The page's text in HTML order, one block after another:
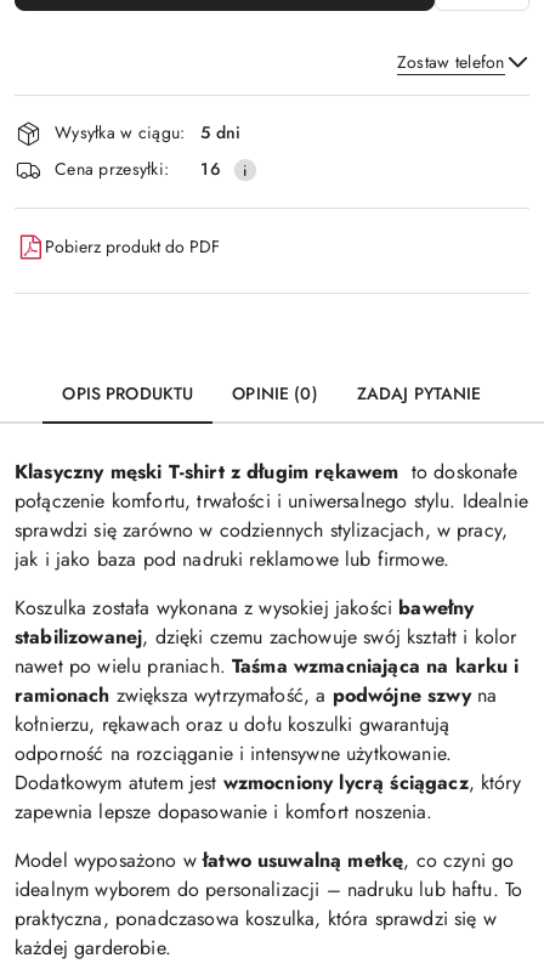
Zostaw telefon
Wyślij
Dostępność
i
dostawa
Wysyłka w ciągu:
5 dni
Cena przesyłki:
16
Pobierz produkt do PDF
OPIS PRODUKTU OPINIE (0) ZADAJ PYTANIE
Klasyczny męski T-shirt z długim rękawem to doskonałe
połączenie komfortu, trwałości i uniwersalnego stylu. Idealnie
sprawdzi się zarówno w codziennych stylizacjach, w pracy,
jak i jako baza pod nadruki reklamowe lub firmowe.
Koszulka została wykonana z wysokiej jakości bawełny
stabilizowanej, dzięki czemu zachowuje swój kształt i kolor
nawet po wielu praniach.Taśma wzmacniająca na karku i
ramionach zwiększa wytrzymałość, a podwójne szwyna
kołnierzu, rękawach oraz u dołu koszulki gwarantują
odporność na rozciąganie i intensywne użytkowanie.
Dodatkowym atutem jest wzmocniony lycrą ściągacz, który
zapewnia lepsze dopasowanie i komfort noszenia.
Model wyposażono włatwo usuwalną metkę, co czyni go
idealnym wyborem do personalizacji – nadruku lub haftu. To
praktyczna, ponadczasowa koszulka, która sprawdzi się w
każdej garderobie.